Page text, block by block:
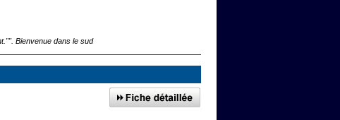
Bienvenue dans le sud